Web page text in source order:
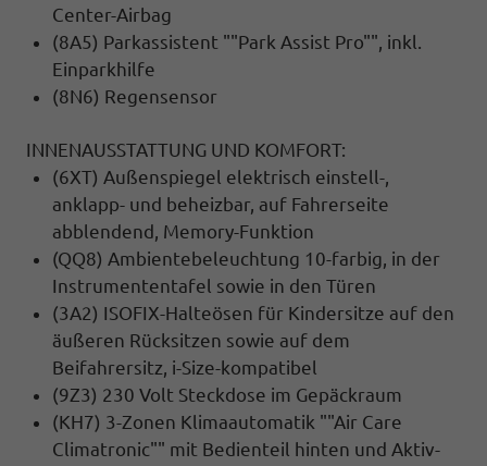
Center-Airbag
(8A5) Parkassistent ""Park Assist Pro"", inkl.
Einparkhilfe
(8N6) Regensensor
INNENAUSSTATTUNG UND KOMFORT:
(6XT) Außenspiegel elektrisch einstell-,
anklapp- und beheizbar, auf Fahrerseite
abblendend, Memory-Funktion
(QQ8) Ambientebeleuchtung 10-farbig, in der
Instrumententafel sowie in den Türen
(3A2) ISOFIX-Halteösen für Kindersitze auf den
äußeren Rücksitzen sowie auf dem
Beifahrersitz, i-Size-kompatibel
(9Z3) 230 Volt Steckdose im Gepäckraum
(KH7) 3-Zonen Klimaautomatik ""Air Care
Climatronic"" mit Bedienteil hinten und Aktiv-